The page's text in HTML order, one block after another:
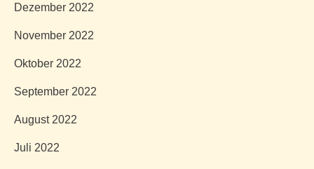
Dezember 2022
November 2022
Oktober 2022
September 2022
August 2022
Juli 2022